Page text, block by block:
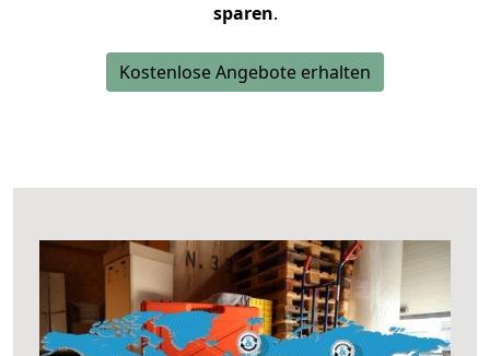
sparen.
Kostenlose Angebote erhalten